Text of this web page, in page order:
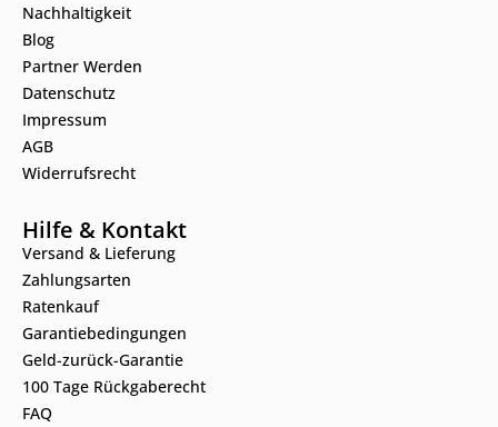
Nachhaltigkeit
Blog
Partner Werden
Datenschutz
Impressum
AGB
Widerrufsrecht
Hilfe & Kontakt
Versand & Lieferung
Zahlungsarten
Ratenkauf
Garantiebedingungen
Geld-zurück-Garantie
100 Tage Rückgaberecht
FAQ